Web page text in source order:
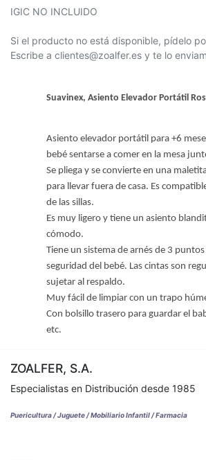
IGIC NO INCLUIDO
Si el producto no está disponible, pídelo
Escribe a clientes@zoalfer.es y te lo
Suavinex, Asiento Elevador Portátil
Asiento elevador portátil para +6
bebé sentarse a comer en la mesa
Se pliega y se convierte en una
para llevar fuera de casa. Es
de las sillas.
Es muy ligero y tiene un asiento
cómodo.
Tiene un sistema de arnés de 3
seguridad del bebé. Las cintas son
sujetar al respaldo.
Muy fácil de limpiar con un trapo
Con bolsillo trasero para guardar el
etc.
ZOALFER, S.A.
Especialistas en Distribución desde 1985
Puericultura / Juguete / Mobiliario Infantil / Farmacia